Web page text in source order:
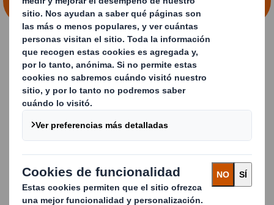
RETOS DEL PACKAGING
Imagina que
pudieras…
Analizar los comportamientos cambiantes de los
consumidores
y las expectativas del comercio
minorista.